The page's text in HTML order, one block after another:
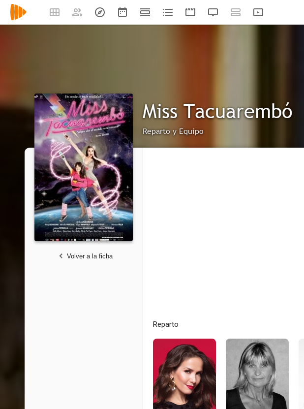
Miss Tacuarembó
Reparto y Equipo
Volver a la ficha
Reparto